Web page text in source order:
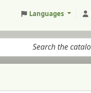
Languages